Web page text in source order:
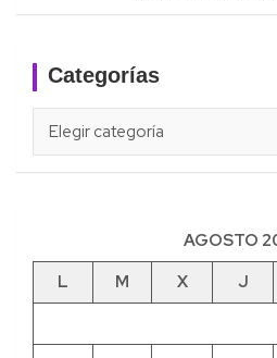
Categorías
AGOSTO
L
M X J